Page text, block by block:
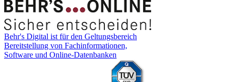
Behr's Digital ist für den Geltungsbereich
Bereitstellung von Fachinformationen,
Software und Online-Datenbanken